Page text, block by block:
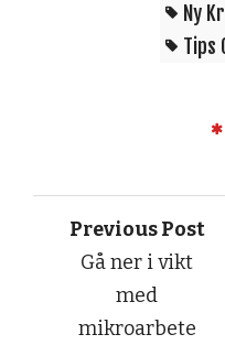
Ny
Tips
Previous Post
Gå ner i vikt
med
mikroarbete